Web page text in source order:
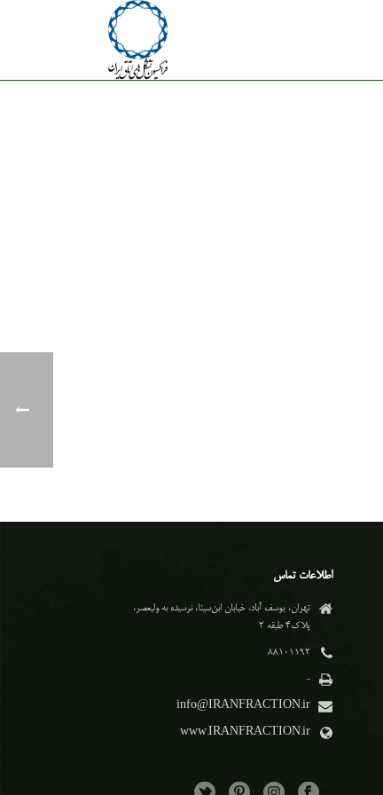
اطلاعات تماس
تهران، یوسف آباد، خیابان ابن‌سینا، نرسیده به ولیعصر،
پلاک۴ طبقه ۲
۸۸۱۰۱۱۹۲
-
info@IRANFRACTION.ir
www.IRANFRACTION.ir